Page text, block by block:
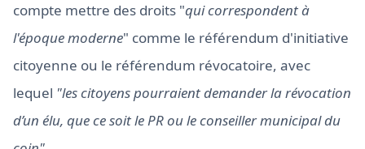
compte mettre des droits "qui correspondent à
l'époque moderne" comme le référendum d'initiative
citoyenne ou le référendum révocatoire, avec
lequel "les citoyens pourraient demander la révocation
d’un élu, que ce soit le PR ou le conseiller municipal du